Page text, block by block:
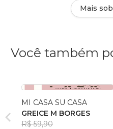
Mais
Você também
MI CASA SU CASA
GREICE M BORGES
R$ 59,90